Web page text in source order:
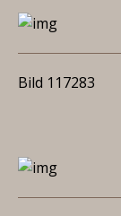
Bild 117283